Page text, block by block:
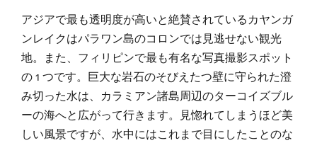
アジアで最も透明度が高いと絶賛されているカヤンガ
ンレイクはパラワン島のコロンでは見逃せない観光
地。また、フィリピンで最も有名な写真撮影スポット
の 1 つです。巨大な岩石のそびえたつ壁に守られた澄
み切った水は、カラミアン諸島周辺のターコイズブル
ーの海へと広がって行きます。見惚れてしまうほど美
しい風景ですが、水中にはこれまで目にしたことのな